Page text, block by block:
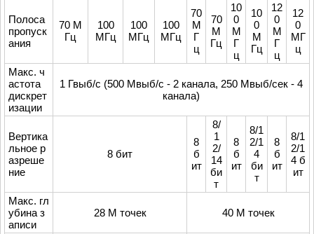
Полоса
пропуск
ания
70 М
Гц
100
МГц
100
МГц
100
МГц
70
М
Г
ц
70
М
Гц
10
0
М
Г
ц
10
0
М
Гц
12
0
М
Г
ц
12
0
МГ
ц
Макс. ч
астота
дискрет
изации
1 Гвыб/с (500 Мвыб/с - 2 канала, 250 Мвыб/сек - 4
канала)
Вертика
льное р
азреше
ние
8 бит
8
б
ит
8/
1
2/
14
би
т
8
б
ит
8/1
2/1
4
би
т
8
б
ит
8/1
2/1
4 б
ит
Макс. гл
убина з
аписи
28 М точек 40 М точек